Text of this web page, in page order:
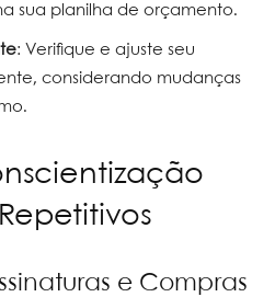
sua planilha de orçamento.
: Verifique e ajuste seu
considerando mudanças
e Compras